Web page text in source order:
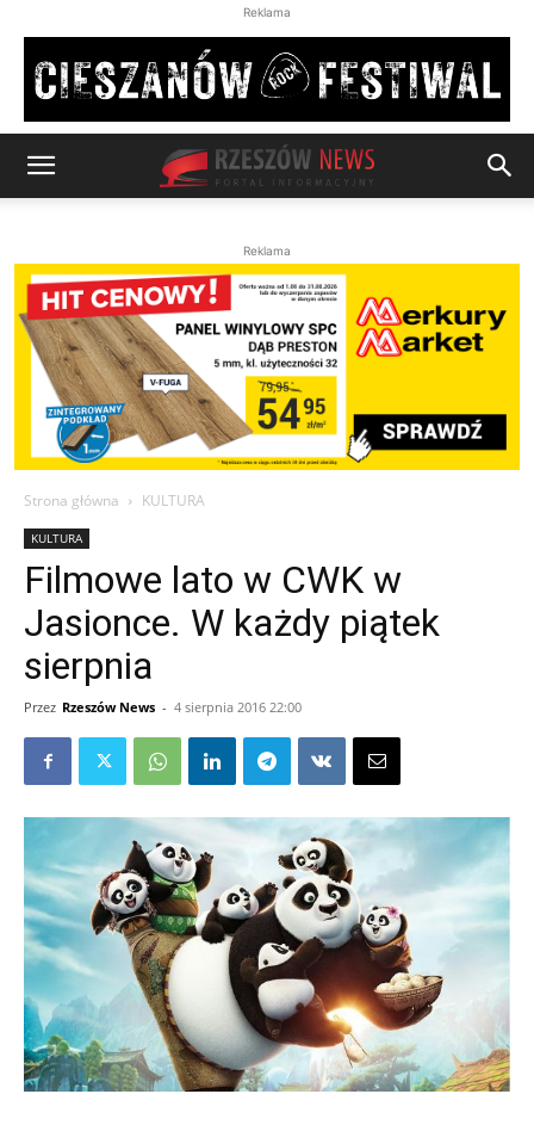
Reklama
Reklama
Strona główna KULTURA
KULTURA
Filmowe lato w CWK w
Jasionce. W każdy piątek
sierpnia
Przez Rzeszów News - 4 sierpnia 2016 22:00